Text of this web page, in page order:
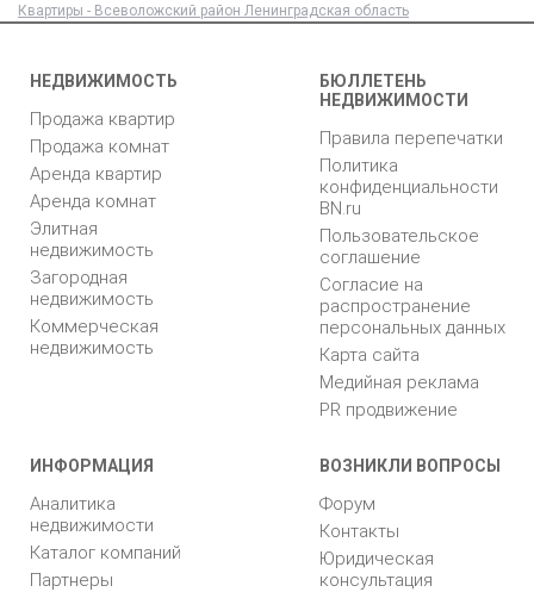
Квартиры - Всеволожский район Ленинградская область
НЕДВИЖИМОСТЬ
Продажа квартир
Продажа комнат
Аренда квартир
Аренда комнат
Элитная
недвижимость
Загородная
недвижимость
Коммерческая
недвижимость
БЮЛЛЕТЕНЬ
НЕДВИЖИМОСТИ
Правила перепечатки
Политика
конфиденциальности
BN.ru
Пользовательское
соглашение
Согласие на
распространение
персональных данных
Карта сайта
Медийная реклама
PR продвижение
ИНФОРМАЦИЯ
Аналитика
недвижимости
Каталог компаний
Партнеры
ВОЗНИКЛИ ВОПРОСЫ
Форум
Контакты
Юридическая
консультация